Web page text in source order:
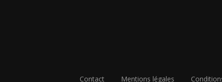
Contact Mentions légales